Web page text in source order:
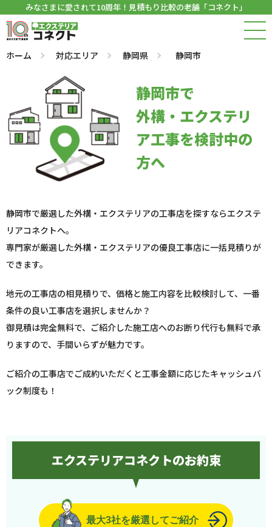
みなさまに愛されて10周年！見積もり比較の老舗「コネクト」
ホーム 対応エリア 静岡県 静岡市
静岡市で
外構・エクステリ
ア工事を検討中の
方へ
静岡市で厳選した外構・エクステリアの工事店を探すならエクステ
リアコネクトへ。
専門家が厳選した外構・エクステリアの優良工事店に一括見積りが
できます。
地元の工事店の相見積りで、価格と施工内容を比較検討して、一番
条件の良い工事店を選択しませんか？
御見積は完全無料で、ご紹介した施工店へのお断り代行も無料で承
りますので、手間いらずが魅力です。
ご紹介の工事店でご成約いただくと工事金額に応じたキャッシュバ
ック制度も！
エクステリアコネクトのお約束
最大3社を厳選してご紹介